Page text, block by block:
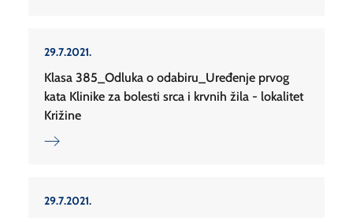
29.7.2021.
Klasa 385_Odluka o odabiru_Uređenje prvog
kata Klinike za bolesti srca i krvnih žila - lokalitet
Križine
29.7.2021.